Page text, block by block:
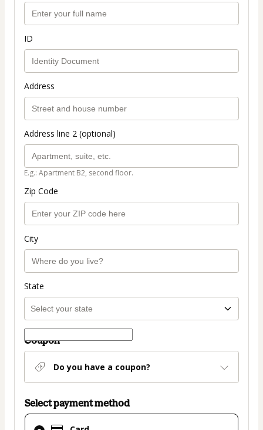
ID
Address
Address line 2 (optional)
E.g.: Apartment B2, second floor.
Zip Code
City
State
Coupon
Do you have a coupon?
Select payment method
Card